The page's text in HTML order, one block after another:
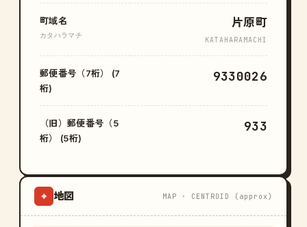
町域名
カタハラマチ
片原町
KATAHARAMACHI
郵便番号（7桁） (7
桁)
9330026
（旧）郵便番号（5
桁） (5桁)
933
⌖ 地図 MAP · CENTROID (approx)